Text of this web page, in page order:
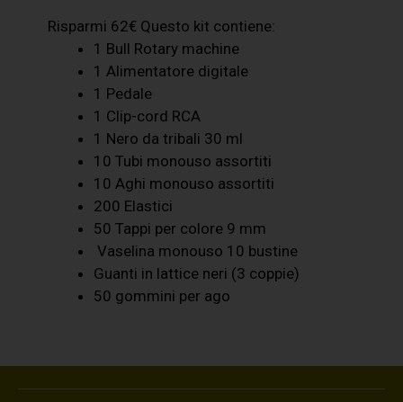
Risparmi 62€ Questo kit contiene:
1 Bull Rotary machine
1 Alimentatore digitale
1 Pedale
1 Clip-cord RCA
1 Nero da tribali 30 ml
10 Tubi monouso assortiti
10 Aghi monouso assortiti
200 Elastici
50 Tappi per colore 9 mm
Vaselina monouso 10 bustine
Guanti in lattice neri (3 coppie)
50 gommini per ago